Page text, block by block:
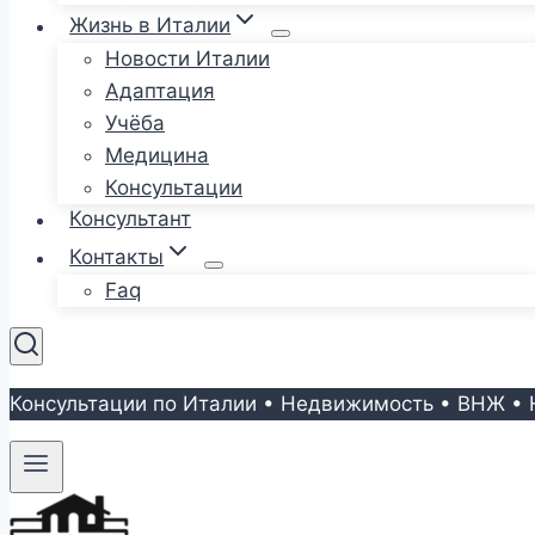
Жизнь в Италии
Новости Италии
Адаптация
Учёба
Медицина
Консультации
Консультант
Контакты
Faq
Консультации по Италии • Недвижимость • ВНЖ •